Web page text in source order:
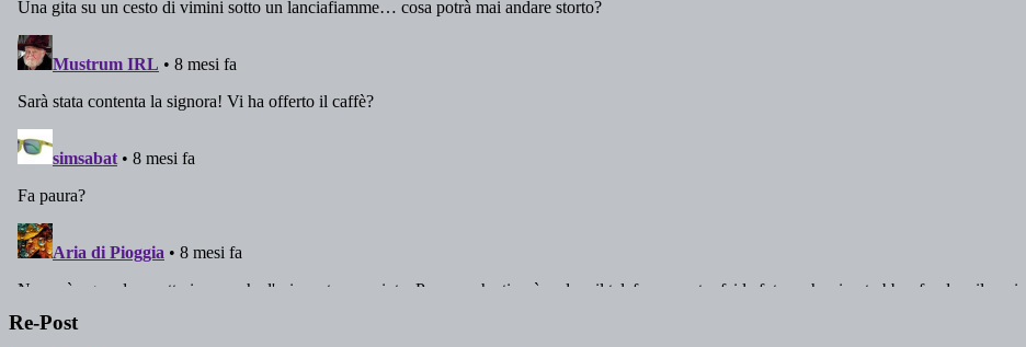
Re-Post